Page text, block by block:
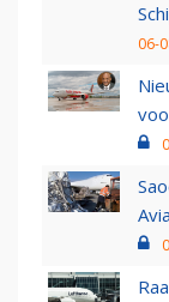
06-